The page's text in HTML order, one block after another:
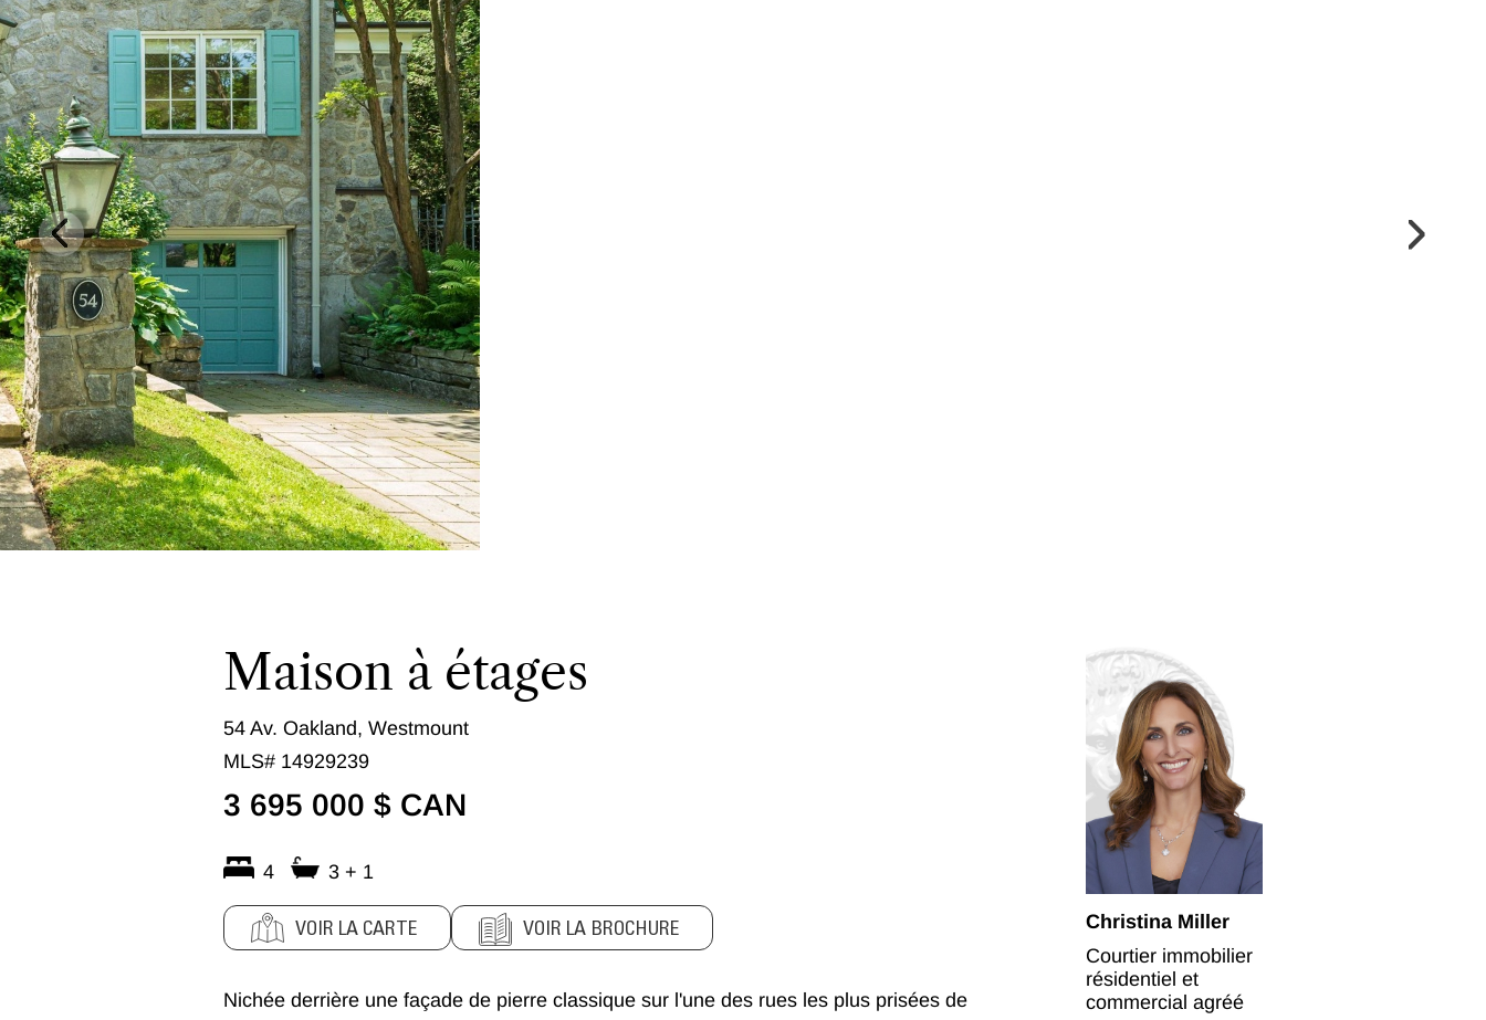
Maison à étages
54 Av. Oakland, Westmount
MLS# 14929239
3 695 000 $ CAN
4 3 + 1
VOIR LA CARTE VOIR LA BROCHURE
Nichée derrière une façade de pierre classique sur l'une des rues les plus prisées de
Christina Miller
Courtier immobilier
résidentiel et
commercial agréé